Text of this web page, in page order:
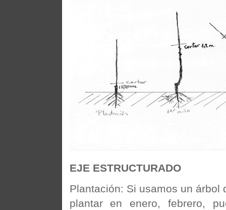
EJE ESTRUCTURADO
Plantación: Si usamos un
plantar en enero, febrero,